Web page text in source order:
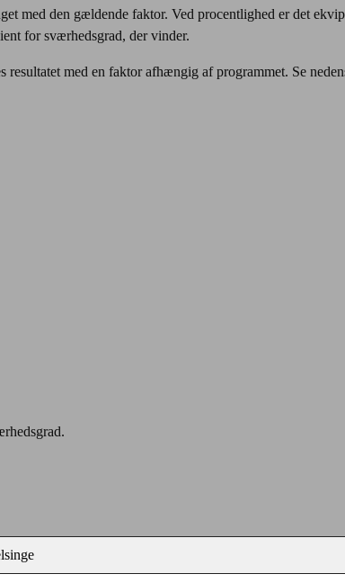
med den gældende faktor. Ved procentlighed er det
for sværhedsgrad, der vinder.
med en faktor afhængig af programmet. Se